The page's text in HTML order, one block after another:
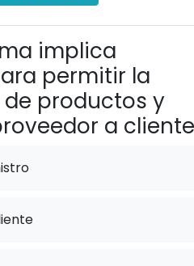
implica
permitir la
productos y
a